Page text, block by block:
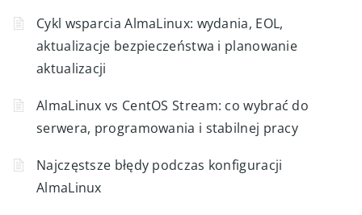
Cykl wsparcia AlmaLinux: wydania, EOL,
aktualizacje bezpieczeństwa i planowanie
aktualizacji
AlmaLinux vs CentOS Stream: co wybrać do
serwera, programowania i stabilnej pracy
Najczęstsze błędy podczas konfiguracji
AlmaLinux